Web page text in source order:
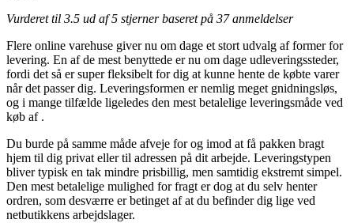
Vurderet til 3.5 ud af 5 stjerner baseret på 37anmeldelser
Flere online varehuse giver nu om dage et stort udvalg af former for
levering. En af de mest benyttede er nu om dage udleveringssteder,
fordi det så er super fleksibelt for dig at kunne hente de købte varer
når det passer dig. Leveringsformen er nemlig meget gnidningsløs,
og i mange tilfælde ligeledes den mest betalelige leveringsmåde ved
køb af .
Du burde på samme måde afveje for og imod at få pakken bragt
hjem til dig privat eller til adressen på dit arbejde. Leveringstypen
bliver typisk en tak mindre prisbillig, men samtidig ekstremt simpel.
Den mest betalelige mulighed for fragt er dog at du selv henter
ordren, som desværre er betinget af at du befinder dig lige ved
netbutikkens arbejdslager.